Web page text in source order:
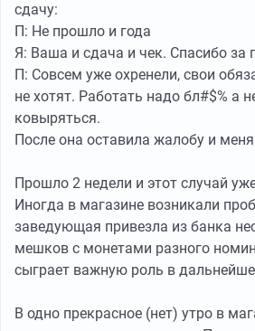
сдачу:
П: Не прошло и года
Я: Ваша и сдача и чек. Спасибо за
П: Совсем уже охренели, свои
не хотят. Работать надо бл#$% а
ковыряться.
После она оставила жалобу и
Прошло 2 недели и этот случай
Иногда в магазине возникали
заведующая привезла из банка
мешков с монетами разного
сыграет важную роль в
В одно прекрасное (нет) утро в